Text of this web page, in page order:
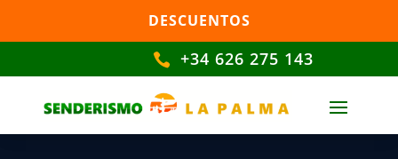
 +34 626 275 143
DESCUENTOS